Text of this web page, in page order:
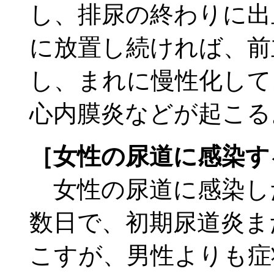
し、排尿の終わりに
に放置し続ければ、
し、まれに慢性化し
心内膜炎などが起こ
［女性の尿道に感染
女性の尿道に感染
数日で、初期尿道炎
こすが、男性よりも